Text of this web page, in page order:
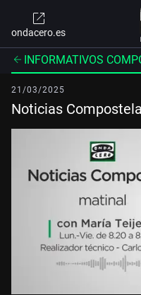
ondacero.es
INFORMATIVOS
21/03/2025
Noticias